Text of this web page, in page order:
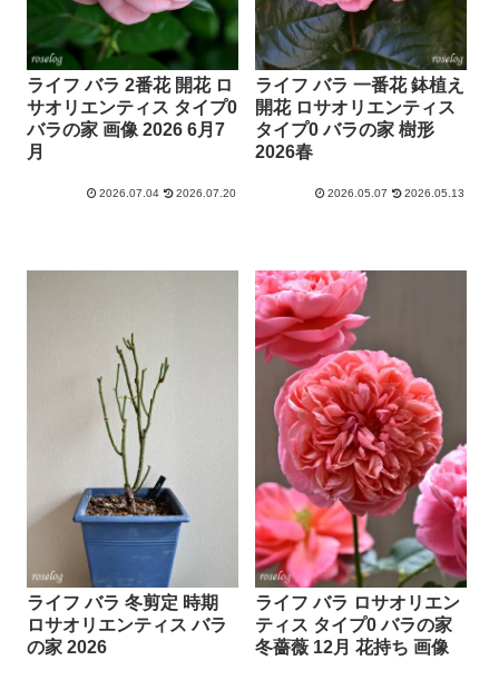
ライフ バラ 2番花 開花 ロ
サオリエンティス タイプ0
バラの家 画像 2026 6月7
月
2026.07.04 2026.07.20
ライフ バラ 一番花 鉢植え
開花 ロサオリエンティス
タイプ0 バラの家 樹形
2026春
2026.05.07 2026.05.13
ライフ バラ 冬剪定 時期
ロサオリエンティス バラ
の家 2026
ライフ バラ ロサオリエン
ティス タイプ0 バラの家
冬薔薇 12月 花持ち 画像